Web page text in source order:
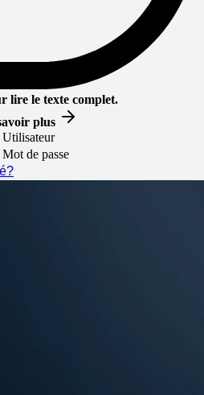
lire le texte complet.
plus
Utilisateur
Mot de passe